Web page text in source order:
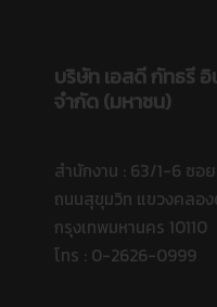
บริษัท เอสดี กัทธรี
จำกัด (มหาชน)
สำนักงาน : 63/1-6 ซอ
ถนนสุขุมวิท แขวงคลอ
กรุงเทพมหานคร 10110
โทร : 0-2626-0999